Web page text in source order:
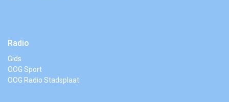
Radio
Gids
OOG Sport
OOG Radio Stadsplaat